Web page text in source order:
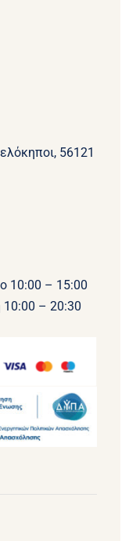
56121
10:00 – 15:00
10:00 – 20:30